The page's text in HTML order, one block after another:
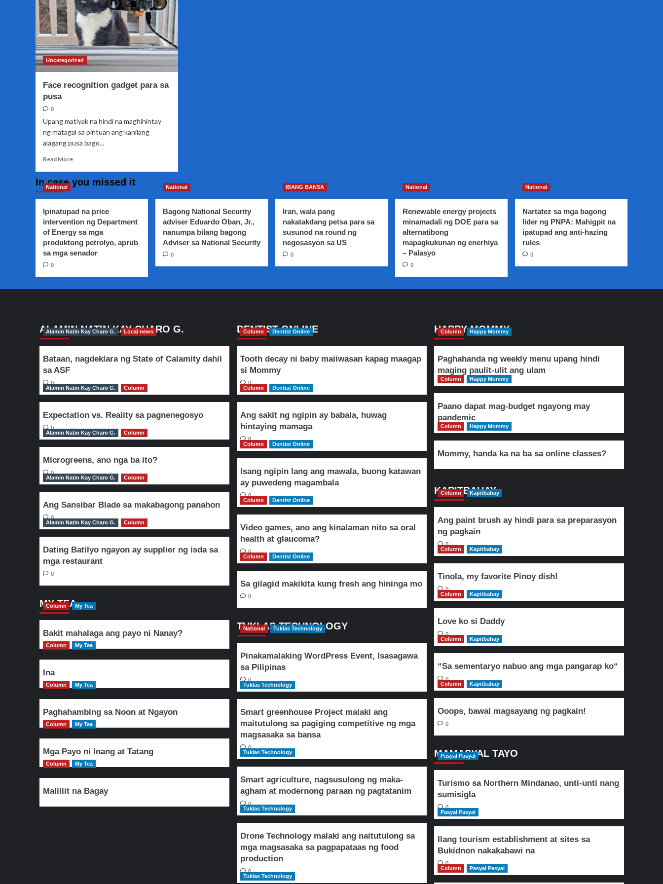
Uncategorized
Face recognition gadget para sa
pusa
0
Upang matiyak na hindi na maghihintay
ng matagal sa pintuan ang kanilang
alagang pusa bago...
Read MoreRead
Face
para
sa
pusa
In case you missed it
National
Ipinatupad na price
intervention ng Department
of Energy sa mga
produktong petrolyo, aprub
sa mga senador
0
National
Bagong National Security
adviser Eduardo Oban, Jr.,
nanumpa bilang bagong
Adviser sa National Security
0
IBANG BANSA
Iran, wala pang
nakatakdang petsa para sa
susunod na round ng
negosasyon sa US
0
National
Renewable energy projects
minamadali ng DOE para sa
alternatibong
mapagkukunan ng enerhiya
– Palasyo
0
National
Nartatez sa mga bagong
lider ng PNPA: Mahigpit na
ipatupad ang anti-hazing
rules
0
ALAMIN NATIN KAY CHARO G.
Alamin Natin Kay Charo G. Local news
Bataan, nagdeklara ng State of Calamity dahil
sa ASF
0
Alamin Natin Kay Charo G.
Column
Expectation vs. Reality sa pagnenegosyo
0
Alamin Natin Kay Charo G.
Column
Microgreens, ano nga ba ito?
0
Alamin Natin Kay Charo G.
Column
Ang Sansibar Blade sa makabagong panahon
0
Alamin Natin Kay Charo G.
Column
Dating Batilyo ngayon ay supplier ng isda sa
mga restaurant
0
MY TEA
Column My Tea
Bakit mahalaga ang payo ni Nanay?
Column My Tea
Ina
Column My Tea
Paghahambing sa Noon at Ngayon
Column My Tea
Mga Payo ni Inang at Tatang
Column My Tea
Maliliit na Bagay
DENTIST ONLINE
Column Dentist Online
Tooth decay ni baby maiiwasan kapag maagap
si Mommy
0
Column
Dentist Online
Ang sakit ng ngipin ay babala, huwag
hintaying mamaga
0
Column
Dentist Online
Isang ngipin lang ang mawala, buong katawan
ay puwedeng magambala
0
Column
Dentist Online
Video games, ano ang kinalaman nito sa oral
health at glaucoma?
0
Column
Dentist Online
Sa gilagid makikita kung fresh ang hininga mo
0
TUKLAS TECHNOLOGY
National Tuklas Technology
Pinakamalaking WordPress Event, Isasagawa
sa Pilipinas
0
Tuklas Technology
Smart greenhouse Project malaki ang
maitutulong sa pagiging competitive ng mga
magsasaka sa bansa
0
Tuklas Technology
Smart agriculture, nagsusulong ng maka-
agham at modernong paraan ng pagtatanim
0
Tuklas Technology
Drone Technology malaki ang naitutulong sa
mga magsasaka sa pagpapataas ng food
production
0
Tuklas Technology
HAPPY MOMMY
Column Happy Mommy
Paghahanda ng weekly menu upang hindi
maging paulit-ulit ang ulam
Column Happy Mommy
Paano dapat mag-budget ngayong may
pandemic
Column Happy Mommy
Mommy, handa ka na ba sa online classes?
KAPITBAHAY
Column Kapitbahay
Ang paint brush ay hindi para sa preparasyon
ng pagkain
0
Column
Kapitbahay
Tinola, my favorite Pinoy dish!
0
Column
Kapitbahay
Love ko si Daddy
0
Column
Kapitbahay
“Sa sementaryo nabuo ang mga pangarap ko“
0
Column
Kapitbahay
Ooops, bawal magsayang ng pagkain!
0
MAMASYAL TAYO
Pasyal Pasyal
Turismo sa Northern Mindanao, unti-unti nang
sumisigla
0
Pasyal Pasyal
Ilang tourism establishment at sites sa
Bukidnon nakakabawi na
0
Column
Pasyal Pasyal